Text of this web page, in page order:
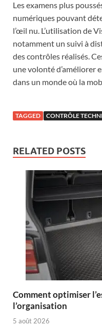
Les examens plus
numériques pouvant
l’œil nu. L’utilisation de
notamment un suivi à
des contrôles réalisés.
une volonté d’améliorer
dans un monde où la
TAGGED CONTRÔLE
RELATED POSTS
Comment optimiser
l’organisation
5 août 2026